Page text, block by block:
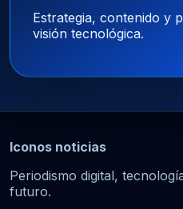
Estrategia, contenido y
visión tecnológica.
Iconos noticias
Periodismo digital,
futuro.